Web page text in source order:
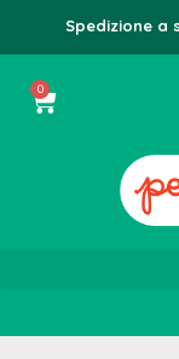
Spedizione a
0